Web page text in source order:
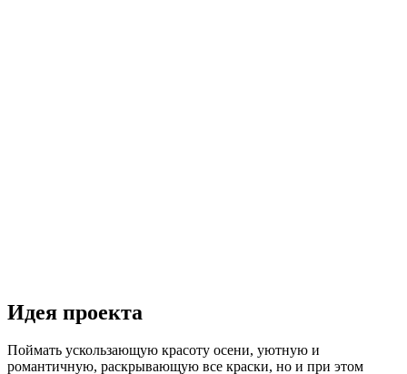
Идея проекта
Поймать ускользающую красоту осени, уютную и
романтичную, раскрывающую все краски, но и при этом